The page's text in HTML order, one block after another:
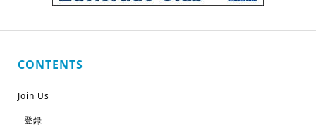
CONTENTS
Join Us
登録